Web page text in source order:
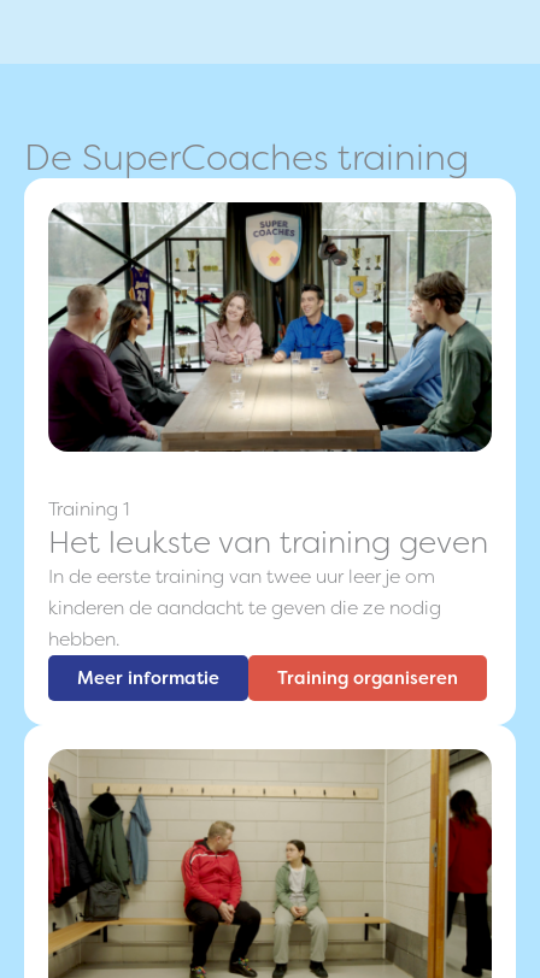
De SuperCoaches training
Training 1
Het leukste van training geven
In de eerste training van twee uur leer je om
kinderen de aandacht te geven die ze nodig
hebben.
Meer informatie Training organiseren